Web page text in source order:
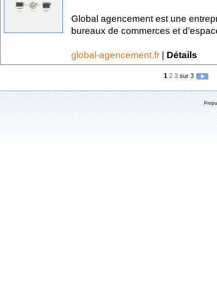
Global agencement est une
bureaux de commerces et
global-agencement.fr | Détails
1 2 3 sur 3